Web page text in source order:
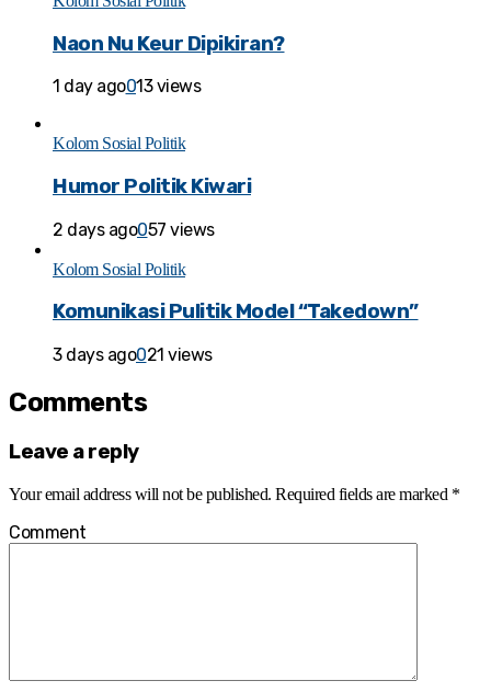
Naon Nu Keur Dipikiran?
1 day ago013 views
Kolom Sosial Politik
Humor Politik Kiwari
2 days ago057 views
Kolom Sosial Politik
Komunikasi Pulitik Model “Takedown”
3 days ago021 views
Comments
Leave a reply
Your email address will not be published. Required fields are marked *
Comment